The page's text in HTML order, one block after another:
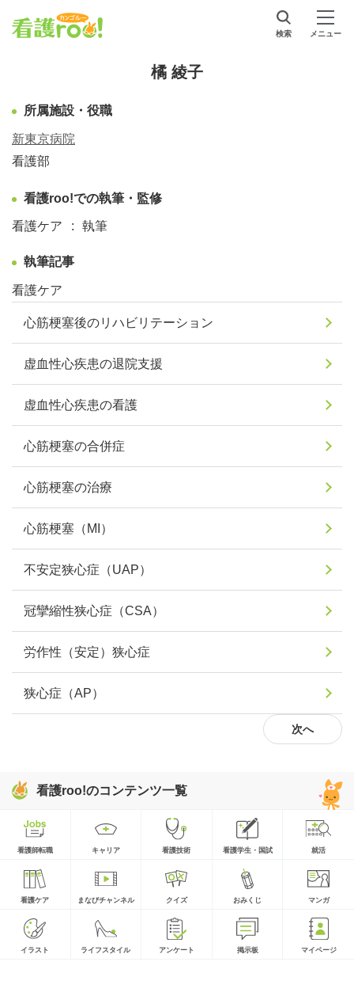
検索 メニュー
橘 綾子
所属施設・役職
新東京病院
看護部
看護roo!での執筆・監修
看護ケア 執筆
執筆記事
看護ケア
心筋梗塞後のリハビリテーション
虚血性心疾患の退院支援
虚血性心疾患の看護
心筋梗塞の合併症
心筋梗塞の治療
心筋梗塞（MI）
不安定狭心症（UAP）
冠攣縮性狭心症（CSA）
労作性（安定）狭心症
狭心症（AP）
次へ
看護roo!のコンテンツ一覧
看護師転職 キャリア 看護技術 看護学生・国試 就活
看護ケア まなびチャンネル クイズ おみくじ マンガ
イラスト ライフスタイル アンケート 掲示板 マイページ